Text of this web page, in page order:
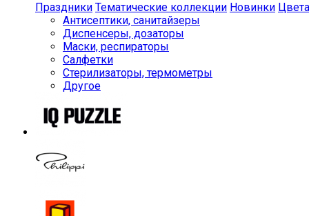
Праздники Тематические коллекции Новинки Цвета
Антисептики, санитайзеры
Диспенсеры, дозаторы
Маски, респираторы
Салфетки
Стерилизаторы, термометры
Другое